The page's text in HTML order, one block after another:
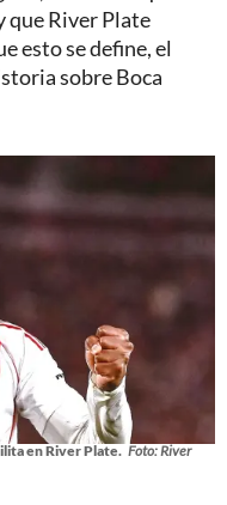
que River Plate
esto se define, el
sobre Boca
en River Plate. Foto: River